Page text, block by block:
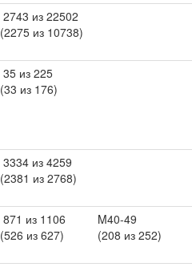
2743 из 22502
(2275 из 10738)
35 из 225
(33 из 176)
3334 из 4259
(2381 из 2768)
871 из 1106
(526 из 627)
M40-49
(208 из 252)